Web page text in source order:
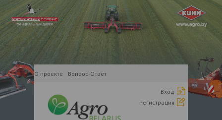
О проекте Вопрос-Ответ
Вход
Регистрация